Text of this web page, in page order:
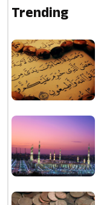
Trending